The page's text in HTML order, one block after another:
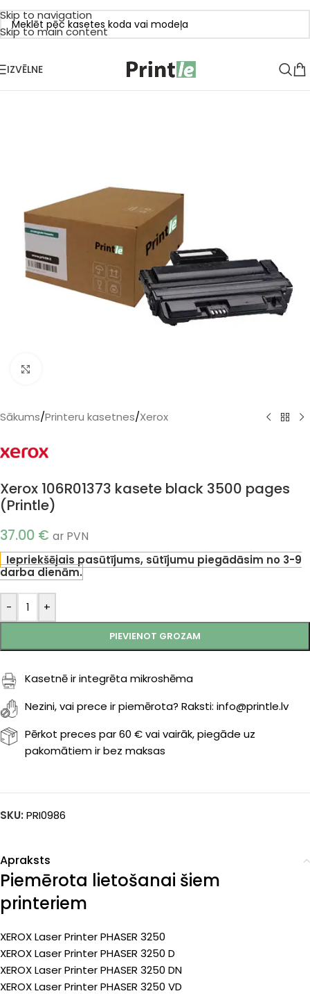
Skip to navigation
Skip to main content
IZVĒLNE
Sākums/Printeru kasetnes/Xerox
Xerox 106R01373 kasete black 3500 pages
(Printle)
37.00 € ar PVN
Iepriekšējais pasūtījums, sūtījumu piegādāsim no 3-9
darba dienām.
- +
PIEVIENOT GROZAM
Kasetnē ir integrēta mikroshēma
Nezini, vai prece ir piemērota? Raksti: info@printle.lv
Pērkot preces par 60 € vai vairāk, piegāde uz
pakomātiem ir bez maksas
SKU: PRI0986
Apraksts
Piemērota lietošanai šiem
printeriem
XEROX Laser Printer PHASER 3250
XEROX Laser Printer PHASER 3250 D
XEROX Laser Printer PHASER 3250 DN
XEROX Laser Printer PHASER 3250 VD